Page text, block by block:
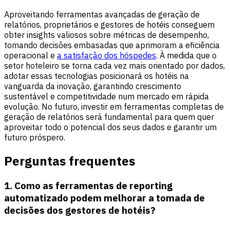
Aproveitando ferramentas avançadas de geração de
relatórios, proprietários e gestores de hotéis conseguem
obter insights valiosos sobre métricas de desempenho,
tomando decisões embasadas que aprimoram a eficiência
operacional e a satisfação dos hóspedes. À medida que o
setor hoteleiro se torna cada vez mais orientado por dados,
adotar essas tecnologias posicionará os hotéis na
vanguarda da inovação, garantindo crescimento
sustentável e competitividade num mercado em rápida
evolução. No futuro, investir em ferramentas completas de
geração de relatórios será fundamental para quem quer
aproveitar todo o potencial dos seus dados e garantir um
futuro próspero.
Perguntas frequentes
1. Como as ferramentas de reporting
automatizado podem melhorar a tomada de
decisões dos gestores de hotéis?